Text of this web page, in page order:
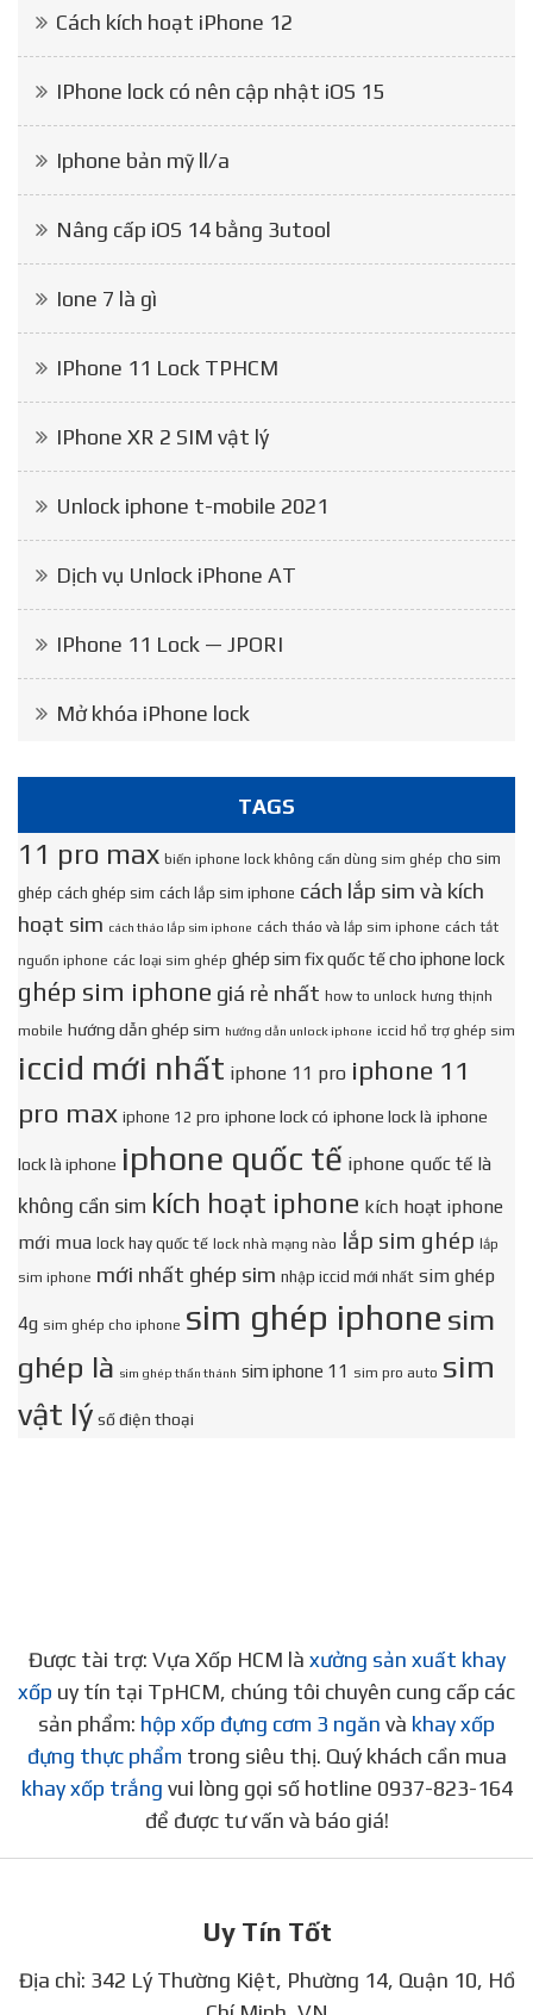
Cách kích hoạt iPhone 12
IPhone lock có nên cập nhật iOS 15
Iphone bản mỹ ll/a
Nâng cấp iOS 14 bằng 3utool
Ione 7 là gì
IPhone 11 Lock TPHCM
IPhone XR 2 SIM vật lý
Unlock iphone t-mobile 2021
Dịch vụ Unlock iPhone AT
IPhone 11 Lock — JPORI
Mở khóa iPhone lock
TAGS
11 pro max biến iphone lock không cần dùng sim ghép cho sim
ghép cách ghép sim cách lắp sim iphone cách lắp sim và kích
hoạt sim cách tháo lắp sim iphone cách tháo và lắp sim iphone cách tắt
nguồn iphone các loại sim ghép ghép sim fix quốc tế cho iphone lock
ghép sim iphone giá rẻ nhất how to unlock hưng thịnh
mobile hướng dẫn ghép sim hướng dẫn unlock iphone iccid hổ trợ ghép sim
iccid mới nhất iphone 11 pro iphone 11
pro max iphone 12 pro iphone lock có iphone lock là iphone
lock là iphone iphone quốc tế iphone quốc tế là
không cần sim kích hoạt iphone kích hoạt iphone
mới mua lock hay quốc tế lock nhà mạng nào lắp sim ghép lắp
sim iphone mới nhất ghép sim nhập iccid mới nhất sim ghép
4g sim ghép cho iphone sim ghép iphone sim
ghép là sim ghép thần thánh sim iphone 11 sim pro auto sim
vật lý số điện thoại
Được tài trợ: Vựa Xốp HCM là xưởng sản xuất khay
xốp uy tín tại TpHCM, chúng tôi chuyên cung cấp các
sản phẩm: hộp xốp đựng cơm 3 ngăn và khay xốp
đựng thực phẩm trong siêu thị. Quý khách cần mua
khay xốp trắng vui lòng gọi số hotline 0937-823-164
để được tư vấn và báo giá!
Uy Tín Tốt
Địa chỉ: 342 Lý Thường Kiệt, Phường 14, Quận 10, Hồ